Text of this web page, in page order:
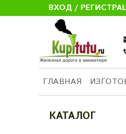
ВХОД /
ГЛАВНАЯ
КАТАЛОГ